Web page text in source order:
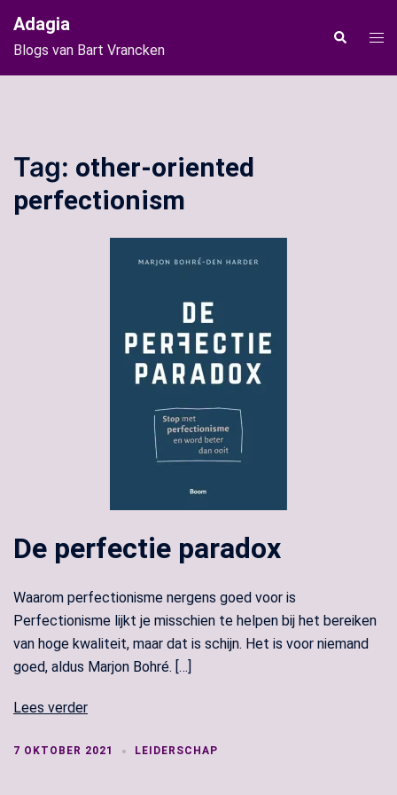
naar
de
inhoud
Adagia
Blogs van Bart Vrancken
Zoeken
Tag: other-oriented
perfectionism
De perfectie paradox
Waarom perfectionisme nergens goed voor is
Perfectionisme lijkt je misschien te helpen bij het bereiken
van hoge kwaliteit, maar dat is schijn. Het is voor niemand
goed, aldus Marjon Bohré. […]
Lees verder
7 OKTOBER 2021 LEIDERSCHAP